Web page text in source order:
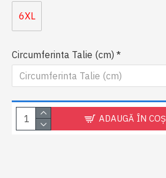
6XL
Circumferinta Talie (cm)
ADAUGĂ ÎN COŞ